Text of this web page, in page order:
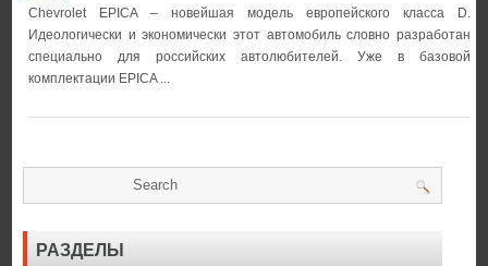
Chevrolet EPICA – новейшая модель европейского класса D.
Идеологически и экономически этот автомобиль словно разработан
специально для российских автолюбителей. Уже в базовой
комплектации EPICA ...
РАЗДЕЛЫ